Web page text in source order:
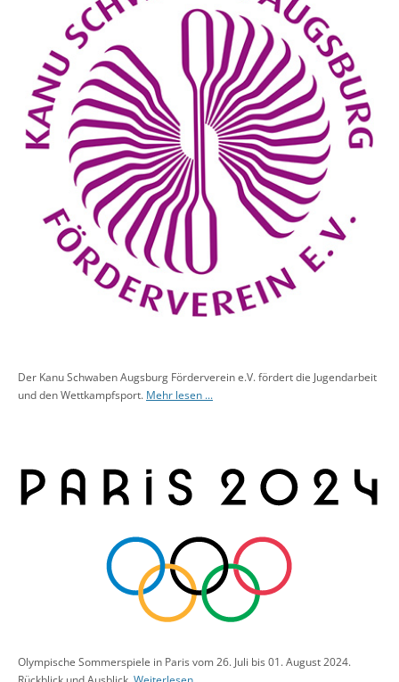
Der Kanu Schwaben Augsburg Förderverein e.V. fördert die Jugendarbeit
und den Wettkampfsport. Mehr lesen ...
Olympische Sommerspiele in Paris vom 26. Juli bis 01. August 2024.